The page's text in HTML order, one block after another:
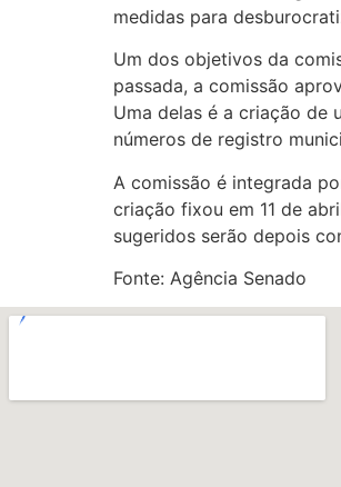
medidas para
Um dos objetivos da
passada, a comissão
Uma delas é a criação de
números de registro
A comissão é integrada
criação fixou em 11 de
sugeridos serão depois
Fonte: Agência Senado